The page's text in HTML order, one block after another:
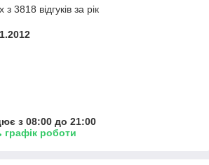
3818 відгуків за рік
з 08:00 до 21:00
графік роботи